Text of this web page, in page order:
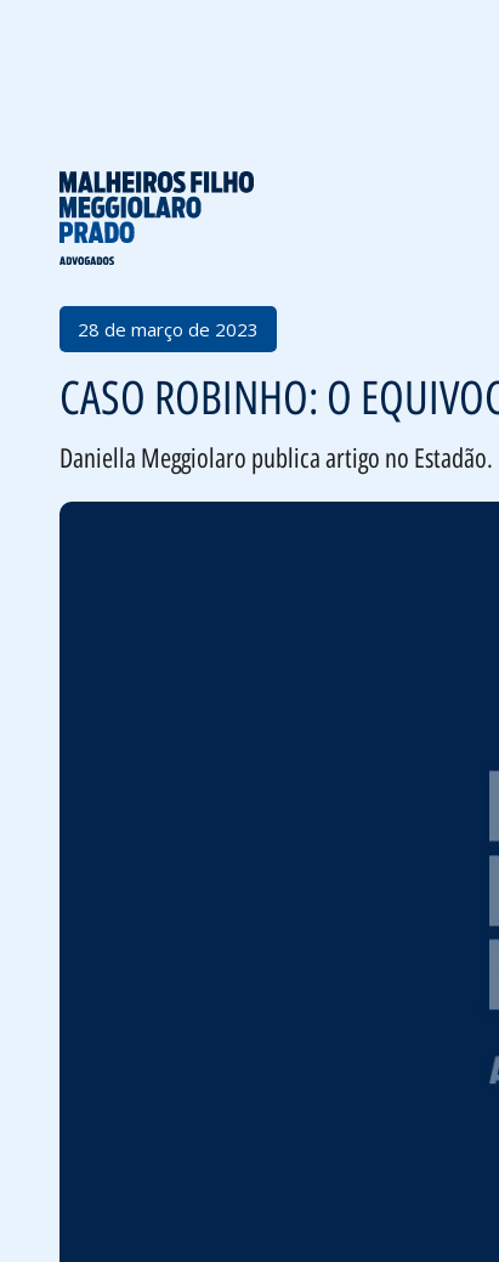
Voltar
28 de março de 2023
CASO ROBINHO: O
Daniella Meggiolaro publica artigo no Estadão.